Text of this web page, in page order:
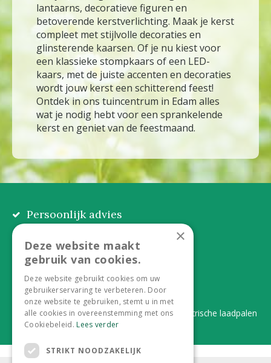
lantaarns, decoratieve figuren en
betoverende kerstverlichting. Maak je kerst
compleet met stijlvolle decoraties en
glinsterende kaarsen. Of je nu kiest voor
een klassieke stompkaars of een LED-
kaars, met de juiste accenten en decoraties
wordt jouw kerst een schitterend feest!
Ontdek in ons tuincentrum in Edam alles
wat je nodig hebt voor een sprankelende
kerst en geniet van de feestmaand.
Persoonlijk advies
Alles onder één dak
Duurzaam en dorpsgemak
Lever je statiegeldflessen bij ons in én elektrische laadpalen
×
Deze website maakt
gebruik van cookies.
Deze website gebruikt cookies om uw
gebruikerservaring te verbeteren. Door
onze website te gebruiken, stemt u in met
alle cookies in overeenstemming met ons
Cookiebeleid. Lees verder
STRIKT NOODZAKELIJK